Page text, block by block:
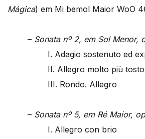
Mágica) em Mi bemol Maior WoO
– Sonata nº 2, em Sol Menor,
I. Adagio sostenuto ed
II. Allegro molto più
III. Rondo. Allegro
– Sonata nº 5, em Ré Maior,
I. Allegro con brio